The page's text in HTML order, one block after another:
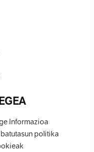
Informazioa
politika